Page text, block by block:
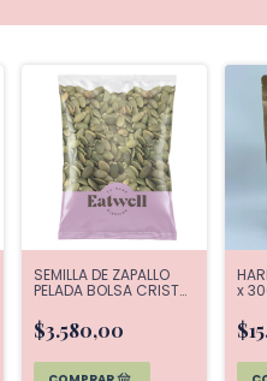
SEMILLA DE ZAPALLO
PELADA BOLSA CRISTAL
$3.580,00
x